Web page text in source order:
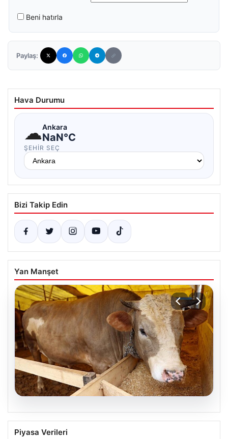
Beni hatırla
Paylaş:
Hava Durumu
☁Ankara
NaN°C
ŞEHIR SEÇ
Bizi Takip Edin
Yan Manşet
07.08.2026
Kurbanlık fiyatları il il sorgulama ekranı
2026: Büyükbaş ve küçükbaş canlı kilo
Piyasa Verileri